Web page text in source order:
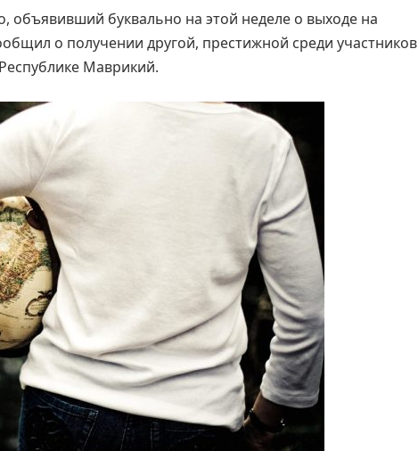
объявивший буквально на этой неделе о выходе на
о получении другой, престижной среди участников
Маврикий.